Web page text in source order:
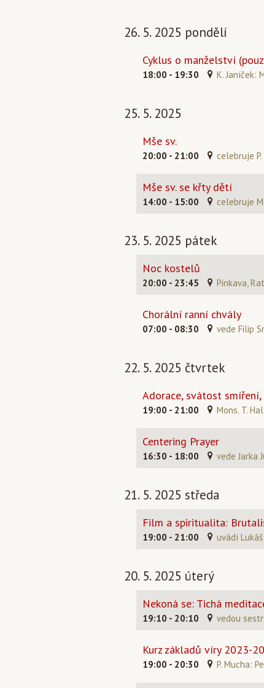
26. 5. 2025 pondělí
Cyklus o manželství
18:00 - 19:30 K. Janíček:
25. 5. 2025
Mše sv.
20:00 - 21:00 celebruje P.
Mše sv. se křty dětí
14:00 - 15:00 celebruje
23. 5. 2025 pátek
Noc kostelů
20:00 - 23:45 Pinkava,
Chorální ranní chvály
07:00 - 08:30 vede Filip
22. 5. 2025 čtvrtek
Adorace, svátost
19:00 - 21:00 Mons. T.
Centering Prayer
16:30 - 18:00 vede Jarka
21. 5. 2025 středa
Film a spiritualita:
19:00 - 21:00 uvádí Lukáš
20. 5. 2025 úterý
Nekoná se: Tichá
19:10 - 20:10 vedou
Kurz základů víry 2023-
19:00 - 20:30 P. Mucha: